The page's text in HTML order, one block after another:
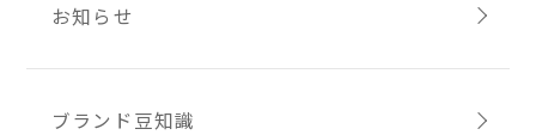
お知らせ
ブランド豆知識